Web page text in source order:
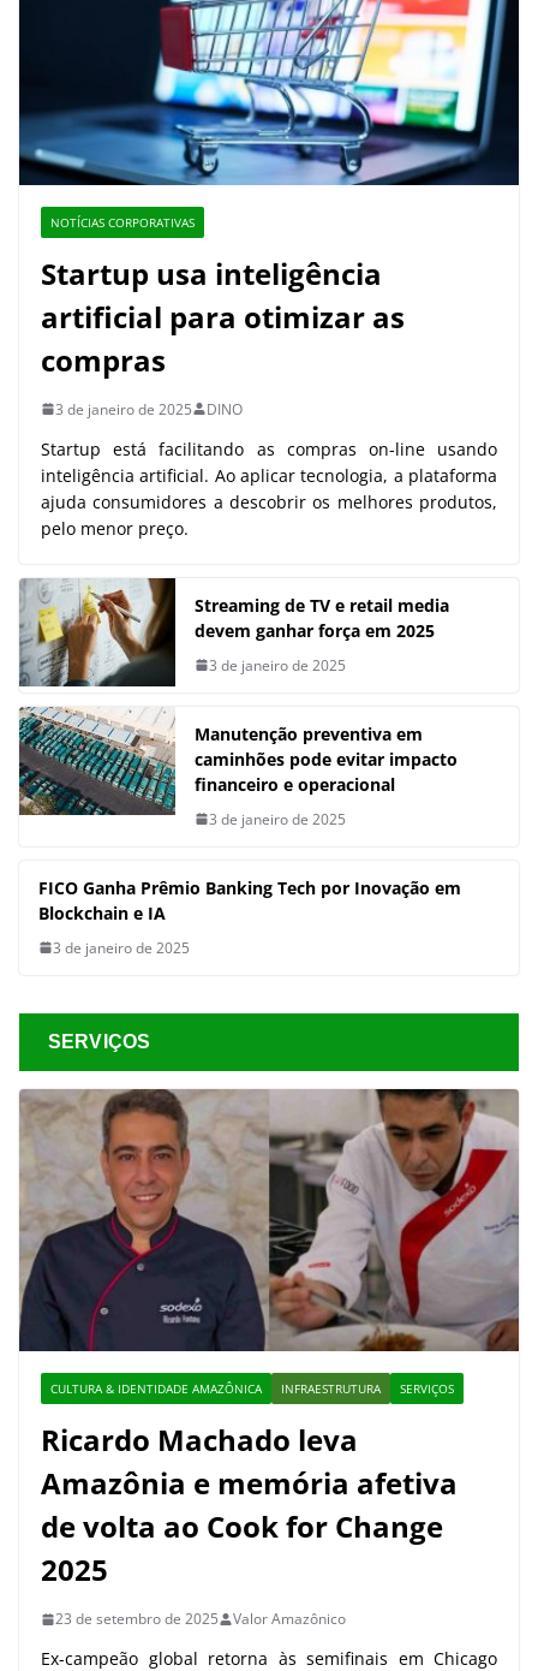
NOTÍCIAS CORPORATIVAS
Startup usa inteligência
artificial para otimizar as
compras
3 de janeiro de 2025 DINO
Startup está facilitando as compras on-line usando
inteligência artificial. Ao aplicar tecnologia, a plataforma
ajuda consumidores a descobrir os melhores produtos,
pelo menor preço.
Streaming de TV e retail media
devem ganhar força em 2025
3 de janeiro de 2025
Manutenção preventiva em
caminhões pode evitar impacto
financeiro e operacional
3 de janeiro de 2025
FICO Ganha Prêmio Banking Tech por Inovação em
Blockchain e IA
3 de janeiro de 2025
SERVIÇOS
CULTURA & IDENTIDADE AMAZÔNICA INFRAESTRUTURA SERVIÇOS
Ricardo Machado leva
Amazônia e memória afetiva
de volta ao Cook for Change
2025
23 de setembro de 2025 Valor Amazônico
Ex-campeão global retorna às semifinais em Chicago